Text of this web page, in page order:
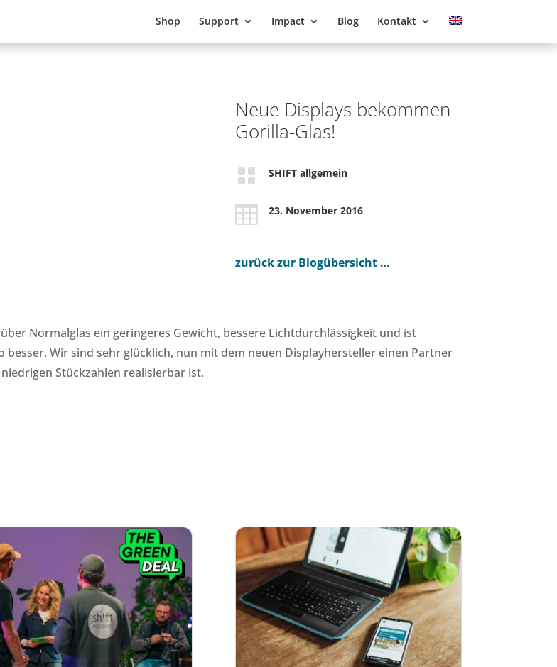
Shop Support Impact Blog Kontakt
Neue Displays bekommen
Gorilla-Glas!
 SHIFT allgemein
 23. November 2016
zurück zur Blogübersicht …
Normalglas ein geringeres Gewicht, bessere Lichtdurchlässigkeit und ist
Wir sind sehr glücklich, nun mit dem neuen Displayhersteller einen Partner
Stückzahlen realisierbar ist.